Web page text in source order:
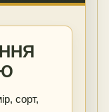
сорт,